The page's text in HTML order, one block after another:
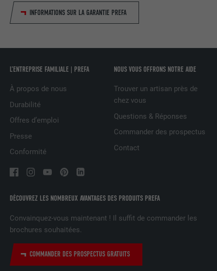
INFORMATIONS SUR LA GARANTIE PREFA
DÉCOUVREZ LES NOMBREUX AVANTAGES DES PRODUITS PREFA
Convainquez-vous maintenant ! Il suffit de commander les
brochures souhaitées.
COMMANDER DES PROSPECTUS GRATUITS
L’ENTREPRISE FAMILIALE | PREFA
À propos de nous
Durabilité
Offres d’emploi
Presse
Conformité
NOUS VOUS OFFRONS NOTRE AIDE
Trouver un artisan près de
chez vous
Questions & Réponses
Commander des prospectus
Contact
UTILITÉ
Est utilisé par Facebook pour afficher
une série de produits publicitaires, par
d'annonceurs tiers.
NOM
FOURNISSEUR Facebook
EXPIRATION 3 mois
UTILITÉ
Est utilisé par Facebook pour afficher
une série de produits publicitaires, par